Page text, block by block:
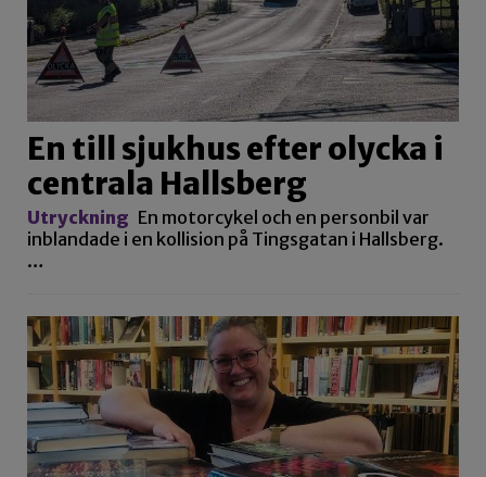
En till sjukhus efter olycka i
centrala Hallsberg
Utryckning En motorcykel och en personbil var
inblandade i en kollision på Tingsgatan i Hallsberg.
…